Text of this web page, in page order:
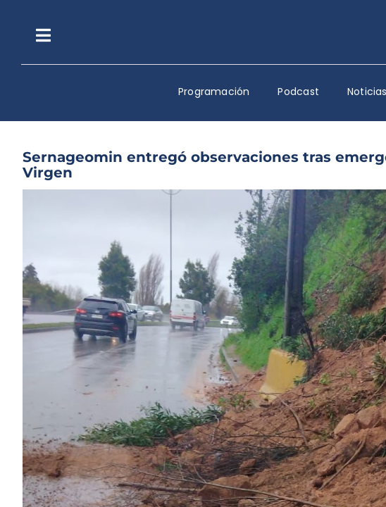
contenidoToggle
Navigation
Programación Podcast Noticias
Sernageomin entregó observaciones tras
Virgen